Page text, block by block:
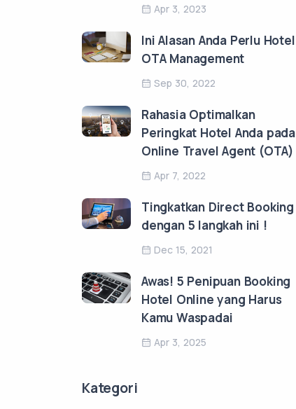
Apr 3, 2023
Ini Alasan Anda Perlu Hotel
OTA Management
Sep 30, 2022
Rahasia Optimalkan
Peringkat Hotel Anda pada
Online Travel Agent (OTA)
Apr 7, 2022
Tingkatkan Direct Booking
dengan 5 langkah ini !
Dec 15, 2021
Awas! 5 Penipuan Booking
Hotel Online yang Harus
Kamu Waspadai
Apr 3, 2025
Kategori